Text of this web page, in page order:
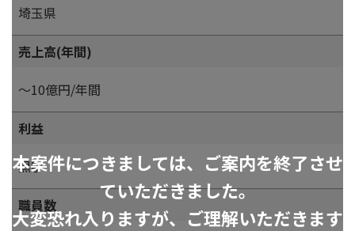
本案件につきましては、ご案内を終了させ
ていただきました。
大変恐れ入りますが、ご理解いただきます
埼玉県
売上高(年間)
～10億円/年間
利益
黒字
職員数